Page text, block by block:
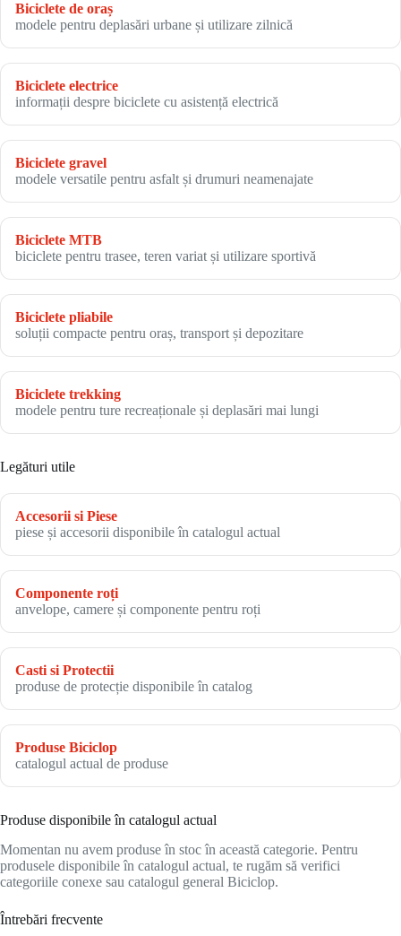
Biciclete de oraș
modele pentru deplasări urbane și utilizare zilnică
Biciclete electrice
informații despre biciclete cu asistență electrică
Biciclete gravel
modele versatile pentru asfalt și drumuri neamenajate
Biciclete MTB
biciclete pentru trasee, teren variat și utilizare sportivă
Biciclete pliabile
soluții compacte pentru oraș, transport și depozitare
Biciclete trekking
modele pentru ture recreaționale și deplasări mai lungi
Legături utile
Accesorii si Piese
piese și accesorii disponibile în catalogul actual
Componente roți
anvelope, camere și componente pentru roți
Casti si Protectii
produse de protecție disponibile în catalog
Produse Biciclop
catalogul actual de produse
Produse disponibile în catalogul actual
Momentan nu avem produse în stoc în această categorie. Pentru
produsele disponibile în catalogul actual, te rugăm să verifici
categoriile conexe sau catalogul general Biciclop.
Întrebări frecvente